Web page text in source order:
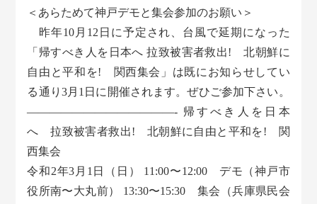
＜あらためて神戸デモと集会参加のお願い＞
昨年10月12日に予定され、台風で延期になった
「帰すべき人を日本へ 拉致被害者救出! 北朝鮮に
自由と平和を! 関西集会」は既にお知らせしてい
る通り3月1日に開催されます。ぜひご参加下さい。
—————————————- 帰すべき人を日本
へ 拉致被害者救出! 北朝鮮に自由と平和を! 関
西集会
令和2年3月1日（日） 11:00〜12:00 デモ（神戸市
役所南〜大丸前） 13:30〜15:30 集会（兵庫県民会